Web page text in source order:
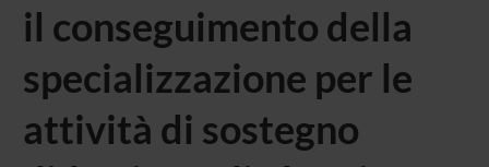
il conseguimento della
specializzazione per le
attività di sostegno